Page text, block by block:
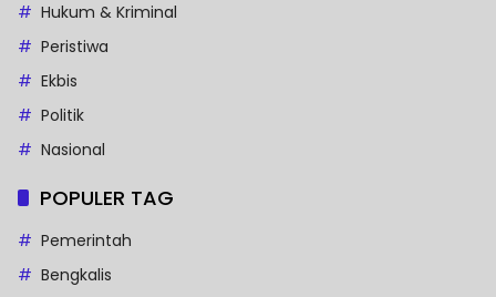
Hukum & Kriminal
Peristiwa
Ekbis
Politik
Nasional
POPULER TAG
Pemerintah
Bengkalis